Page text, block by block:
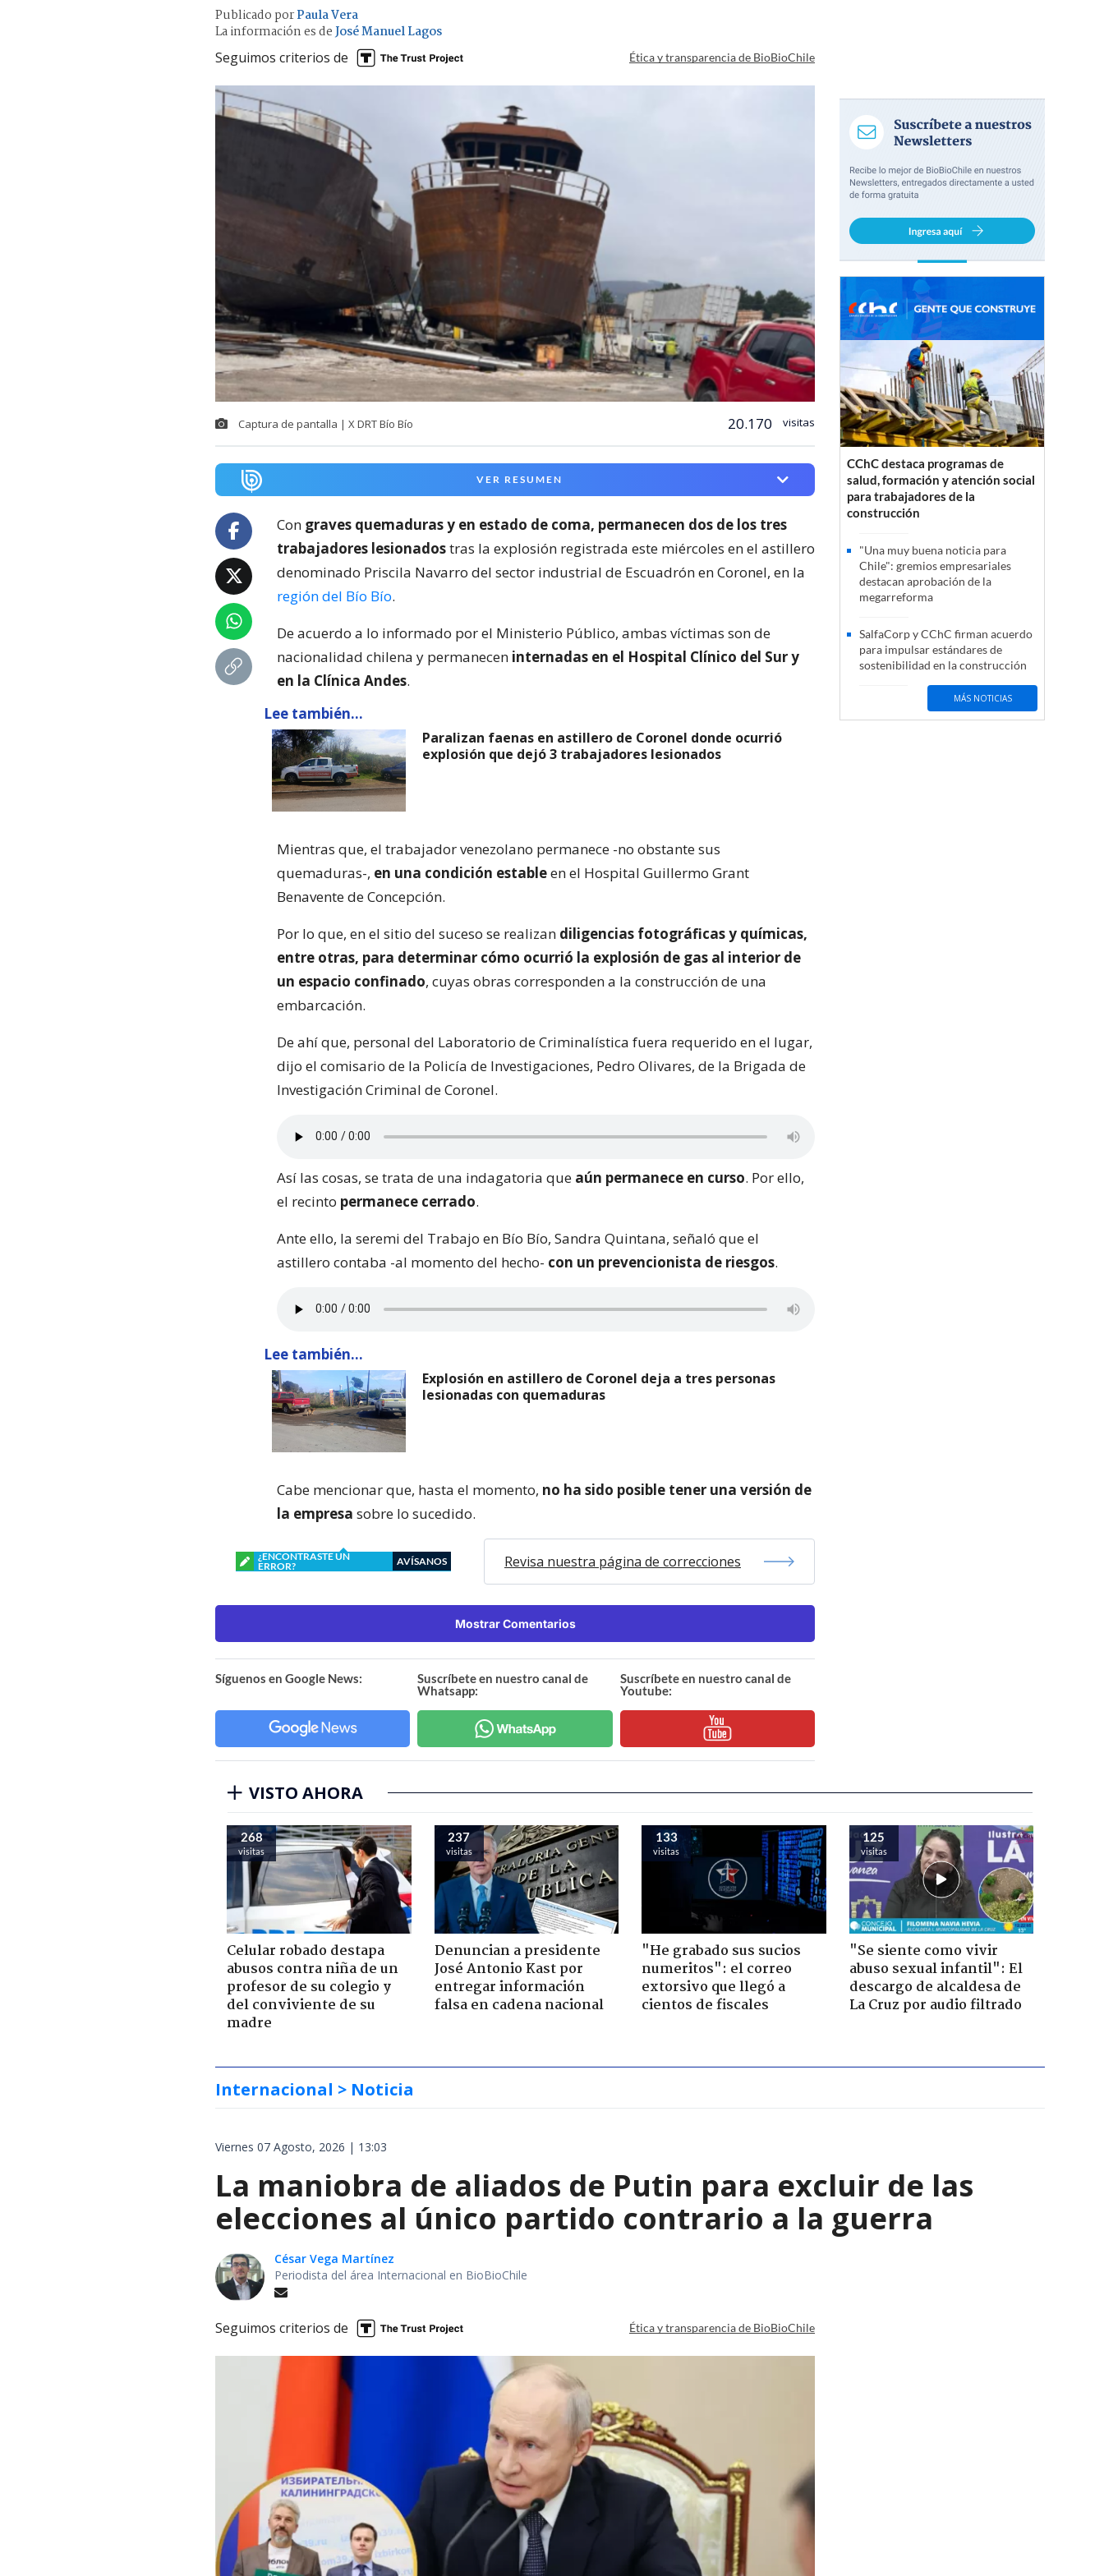
Publicado porPaula Vera
La información es deJosé Manuel Lagos
Seguimos criterios de Ética y transparencia de BioBioChile
Captura de pantalla | X DRT Bío Bío 20.170 visitas
VER RESUMEN
Con graves quemaduras y en estado de coma, permanecen dos de los tres
trabajadores lesionadostras la explosión registrada este miércoles en el astillero
denominado Priscila Navarro del sector industrial de Escuadrón en Coronel, en la
región del Bío Bío.
De acuerdo a lo informado por el Ministerio Público, ambas víctimas son de
nacionalidad chilena y permanecen internadas en el Hospital Clínico del Sur y
en la Clínica Andes.
Lee también...
Paralizan faenas en astillero de Coronel donde ocurrió
explosión que dejó 3 trabajadores lesionados
Mientras que, el trabajador venezolano permanece -no obstante sus
quemaduras-, en una condición estableen el Hospital Guillermo Grant
Benavente de Concepción.
Por lo que, en el sitio del suceso se realizan diligencias fotográficas y químicas,
entre otras, para determinar cómo ocurrió la explosión de gas al interior de
un espacio confinado, cuyas obras corresponden a la construcción de una
embarcación.
De ahí que, personal del Laboratorio de Criminalística fuera requerido en el lugar,
dijo el comisario de la Policía de Investigaciones, Pedro Olivares, de la Brigada de
Investigación Criminal de Coronel.
Así las cosas, se trata de una indagatoria que aún permanece en curso. Por ello,
el recinto permanece cerrado.
Ante ello, la seremi del Trabajo en Bío Bío, Sandra Quintana, señaló que el
astillero contaba -al momento del hecho- con un prevencionista de riesgos.
Lee también...
Explosión en astillero de Coronel deja a tres personas
lesionadas con quemaduras
Cabe mencionar que, hasta el momento, no ha sido posible tener una versión de
la empresa sobre lo sucedido.
¿ENCONTRASTE UN
ERROR?
AVÍSANOS Revisa nuestra página de correcciones
Mostrar Comentarios
Síguenos en Google News:
Suscríbete en nuestro canal de
Whatsapp:
Suscríbete en nuestro canal de
Youtube:
CChC destaca programas de
salud, formación y atención social
para trabajadores de la
construcción
"Una muy buena noticia para
Chile": gremios empresariales
destacan aprobación de la
megarreforma
SalfaCorp y CChC firman acuerdo
para impulsar estándares de
sostenibilidad en la construcción
MÁS NOTICIAS
VISTO AHORA
268
visitas
Celular robado destapa
abusos contra niña de un
profesor de su colegio y
del conviviente de su
madre
237
visitas
Denuncian a presidente
José Antonio Kast por
entregar información
falsa en cadena nacional
133
visitas
"He grabado sus sucios
numeritos": el correo
extorsivo que llegó a
cientos de fiscales
125
visitas
"Se siente como vivir
abuso sexual infantil": El
descargo de alcaldesa de
La Cruz por audio filtrado
Internacional > Noticia
Viernes 07 Agosto, 2026 | 13:03
La maniobra de aliados de Putin para excluir de las
elecciones al único partido contrario a la guerra
César Vega Martínez
Periodista del área Internacional en BioBioChile
Seguimos criterios de Ética y transparencia de BioBioChile